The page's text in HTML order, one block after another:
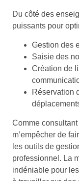
Du côté des
puissants pour
Gestion des
Saisie des
Création de
Réservation
Comme
m’empêcher de
les outils de
professionnel. La
indéniable pour